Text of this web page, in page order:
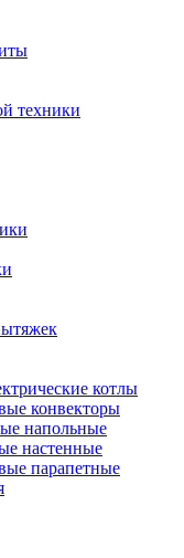
техники
котлы
конвекторы
напольные
настенные
парапетные